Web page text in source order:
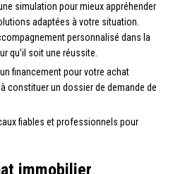
simulation pour mieux appréhender
adaptées à votre situation.
personnalisé dans la
qu’il soit une réussite.
financement pour votre achat
constituer un dossier de demande de
fiables et professionnels pour
immobilier